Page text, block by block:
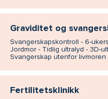
Graviditet og
Svangerskapskontroll - 6-
Jordmor - Tidlig ultralyd - 3D-
Svangerskap utenfor livmoren
Fertilitetsklinikk